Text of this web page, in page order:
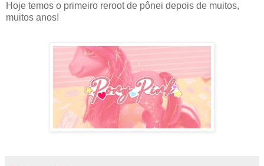
Hoje temos o primeiro reroot de pônei depois de muitos,
muitos anos!